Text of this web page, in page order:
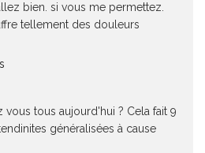
bien. si vous me permettez.
tellement des douleurs
vous tous aujourd'hui ? Cela fait 9
généralisées à cause